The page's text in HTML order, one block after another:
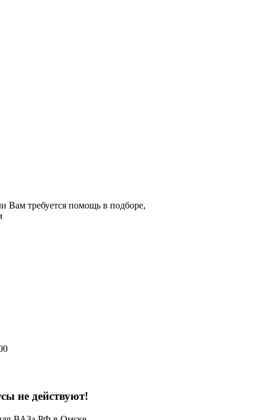
требуется помощь в подборе,
не действуют!